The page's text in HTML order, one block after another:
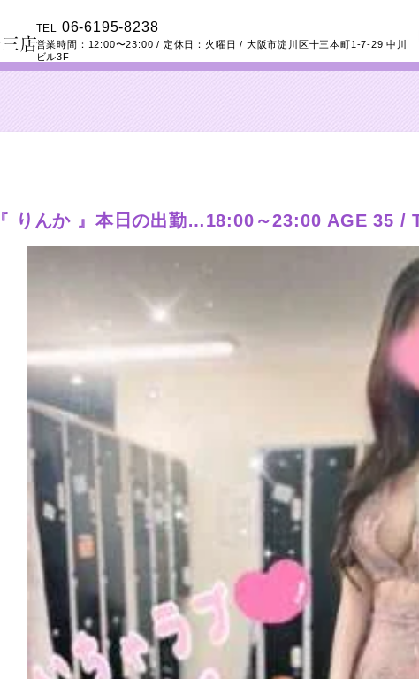
TEL 06-6195-8238
営業時間： 12:00〜23:00 / 定休日：火曜日 / 大阪市淀川区十三本町1-7-29 中川
ビル3F
『 りんか 』本日の出勤…18:00～23:00 AGE 35 /